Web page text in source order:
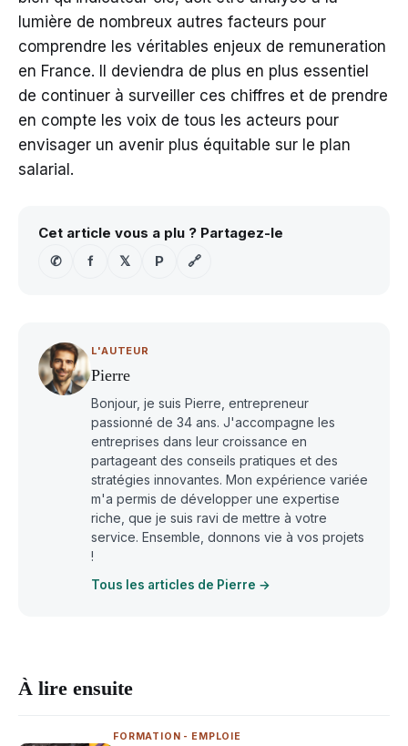
lumière de nombreux autres facteurs pour
comprendre les véritables enjeux de remuneration
en France. Il deviendra de plus en plus essentiel
de continuer à surveiller ces chiffres et de prendre
en compte les voix de tous les acteurs pour
envisager un avenir plus équitable sur le plan
salarial.
Cet article vous a plu ? Partagez-le
✆
f 𝕏 P 🔗
L'AUTEUR
Pierre
Bonjour, je suis Pierre, entrepreneur
passionné de 34 ans. J'accompagne les
entreprises dans leur croissance en
partageant des conseils pratiques et des
stratégies innovantes. Mon expérience variée
m'a permis de développer une expertise
riche, que je suis ravi de mettre à votre
service. Ensemble, donnons vie à vos projets
!
Tous les articles de Pierre →
À lire ensuite
FORMATION - EMPLOIE